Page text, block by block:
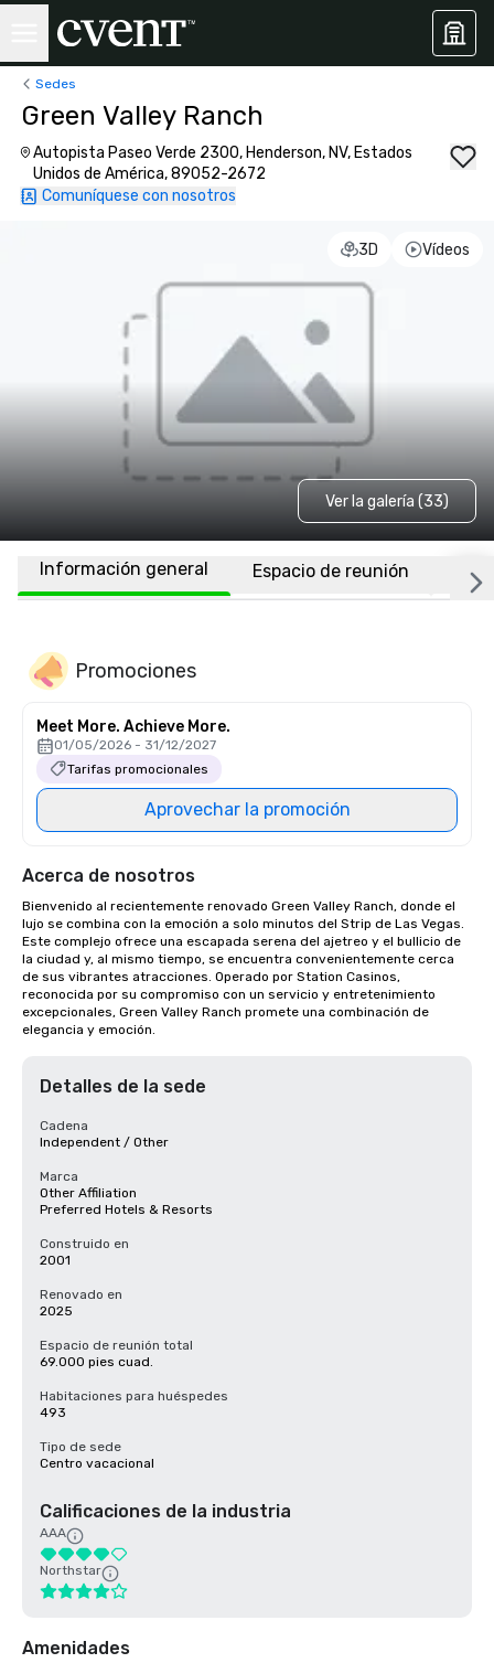
Sedes
Green Valley Ranch
Autopista Paseo Verde 2300, Henderson, NV, Estados
Unidos de América, 89052-2672
Comuníquese con nosotros
3D Vídeos
Ver la galería (33)
Información general Espacio de reunión
Promociones
Meet More. Achieve More.
01/05/2026 - 31/12/2027
Tarifas promocionales
Aprovechar la promoción
Acerca de nosotros
Bienvenido al recientemente renovado Green Valley Ranch, donde el
lujo se combina con la emoción a solo minutos del Strip de Las Vegas.
Este complejo ofrece una escapada serena del ajetreo y el bullicio de
la ciudad y, al mismo tiempo, se encuentra convenientemente cerca
de sus vibrantes atracciones. Operado por Station Casinos,
reconocida por su compromiso con un servicio y entretenimiento
excepcionales, Green Valley Ranch promete una combinación de
elegancia y emoción.
Detalles de la sede
Cadena
Independent / Other
Marca
Other Affiliation
Preferred Hotels & Resorts
Construido en
2001
Renovado en
2025
Espacio de reunión total
69.000 pies cuad.
Habitaciones para huéspedes
493
Tipo de sede
Centro vacacional
Calificaciones de la industria
AAA
Northstar
Amenidades